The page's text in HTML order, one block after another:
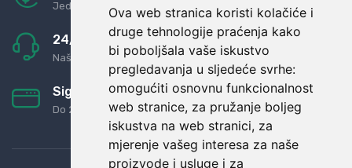
Ova web stranica koristi kolačiće i
druge tehnologije praćenja kako
bi poboljšala vaše iskustvo
pregledavanja u sljedeće svrhe:
omogućiti osnovnu funkcionalnost
web stranice, za pružanje boljeg
iskustva na web stranici, za
mjerenje vašeg interesa za naše
proizvode i usluge i za
Jednostavno pravilo: Roba za novac
24/7 odlična podrška
Naši agenti uvijek na raspolaganju
Sigurno obročno plaćanje
Do 24 rata bez kamata